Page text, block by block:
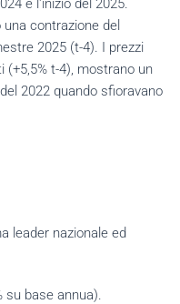
e l'inizio del 2025.
contrazione del
2025 (t-4). I prezzi
(+5,5% t-4), mostrano un
2022 quando sfioravano
leader nazionale ed
su base annua).